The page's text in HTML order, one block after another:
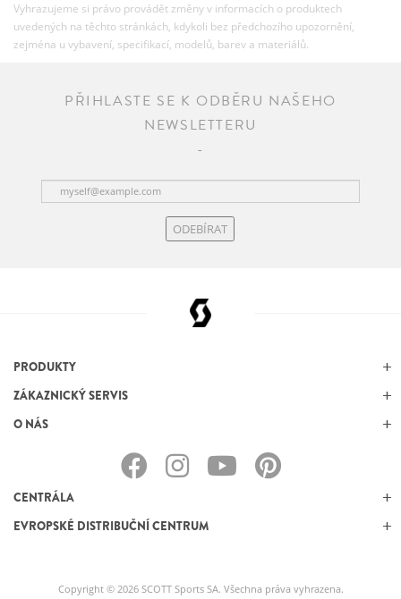
Vyhrazujeme si právo provádět změny v informacích o produktech
uvedených na těchto stránkách, kdykoli bez předchozího upozornění,
zejména u vybavení, specifikací, modelů, barev a materiálů.
PŘIHLASTE SE K ODBĚRU NAŠEHO
NEWSLETTERU
ODEBÍRAT
PRODUKTY
ZÁKAZNICKÝ SERVIS
O NÁS
CENTRÁLA
EVROPSKÉ DISTRIBUČNÍ CENTRUM
Copyright © 2026 SCOTT Sports SA. Všechna práva vyhrazena.